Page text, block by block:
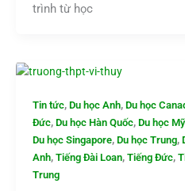
trình từ học
Tin tức, Du học Anh, Du học
Đức, Du học Hàn Quốc, Du học Mỹ
Du học Singapore, Du học Trung,
Anh, Tiếng Đài Loan, Tiếng Đức,
Trung